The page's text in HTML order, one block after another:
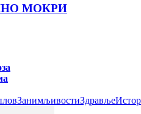
МОКРИ
ЗанимљивостиЗдравље